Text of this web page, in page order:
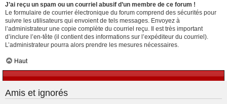
J’ai reçu un spam ou un courriel abusif d’un membre de ce forum !
Le formulaire de courrier électronique du forum comprend des sécurités pour
suivre les utilisateurs qui envoient de tels messages. Envoyez à
l’administrateur une copie complète du courriel reçu. Il est très important
d’inclure l’en-tête (il contient des informations sur l’expéditeur du courriel).
L’administrateur pourra alors prendre les mesures nécessaires.
Haut
Amis et ignorés